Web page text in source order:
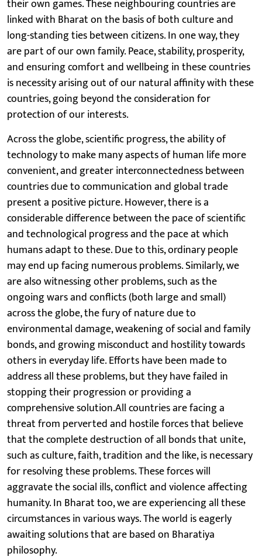
their own games. These neighbouring countries are
linked with Bharat on the basis of both culture and
long-standing ties between citizens. In one way, they
are part of our own family. Peace, stability, prosperity,
and ensuring comfort and wellbeing in these countries
is necessity arising out of our natural affinity with these
countries, going beyond the consideration for
protection of our interests.
Across the globe, scientific progress, the ability of
technology to make many aspects of human life more
convenient, and greater interconnectedness between
countries due to communication and global trade
present a positive picture. However, there is a
considerable difference between the pace of scientific
and technological progress and the pace at which
humans adapt to these. Due to this, ordinary people
may end up facing numerous problems. Similarly, we
are also witnessing other problems, such as the
ongoing wars and conflicts (both large and small)
across the globe, the fury of nature due to
environmental damage, weakening of social and family
bonds, and growing misconduct and hostility towards
others in everyday life. Efforts have been made to
address all these problems, but they have failed in
stopping their progression or providing a
comprehensive solution.All countries are facing a
threat from perverted and hostile forces that believe
that the complete destruction of all bonds that unite,
such as culture, faith, tradition and the like, is necessary
for resolving these problems. These forces will
aggravate the social ills, conflict and violence affecting
humanity. In Bharat too, we are experiencing all these
circumstances in various ways. The world is eagerly
awaiting solutions that are based on Bharatiya
philosophy.